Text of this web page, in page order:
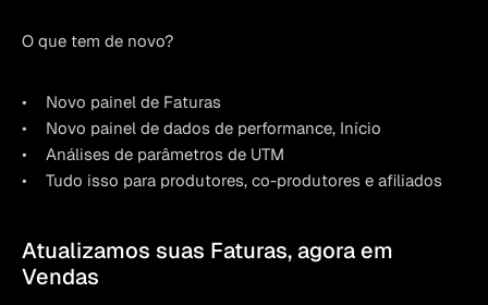
O que tem de novo?
Novo painel de Faturas
Novo painel de dados de performance, Início
Análises de parâmetros de UTM
Tudo isso para produtores, co-produtores e afiliados
Atualizamos suas Faturas, agora em
Vendas